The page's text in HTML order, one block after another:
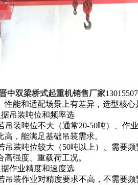
中双梁桥式起重机销售厂家
性能和适配场景上有差异，选型核
吊装吨位和频率选
吊装吨位不大（通常20-50吨）、
高，能满足基础吊装需求。
吊装吨位较大（50吨以上）、需要
高强度、重载荷工况。
作业精度和速度选
吊装作业对精度要求不高，不需要